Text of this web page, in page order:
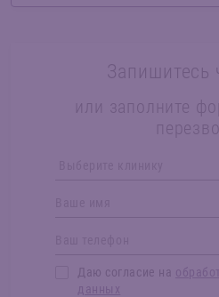
Запишитесь
или заполните
Даю согласие на
данных